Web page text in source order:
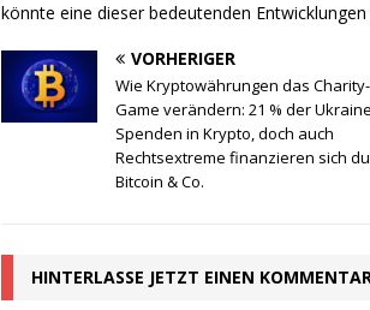
könnte eine dieser bedeutenden Entwicklungen
VORHERIGER
Wie Kryptowährungen das Charity-
Game verändern: 21 % der
Spenden in Krypto, doch auch
Rechtsextreme finanzieren sich
Bitcoin & Co.
HINTERLASSE JETZT EINEN